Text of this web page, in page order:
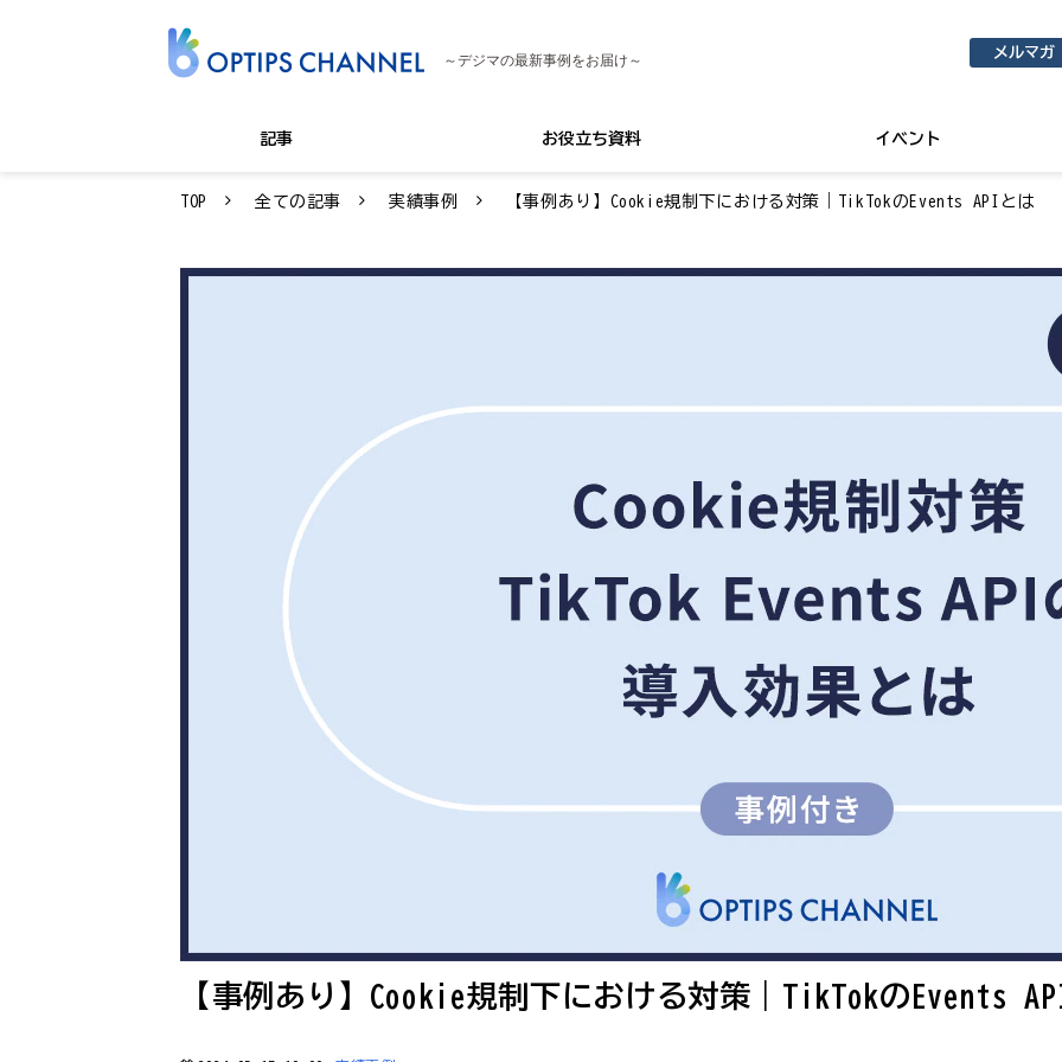
～デジマの最新事例をお届け～ メルマガ
記事 お役立ち資料 イベント
TOP 全ての記事 実績事例 【事例あり】Cookie規制下における対策｜TikTokのEvents APIとは
【事例あり】Cookie規制下における対策｜TikTokのEvents